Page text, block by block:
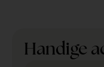
Handige